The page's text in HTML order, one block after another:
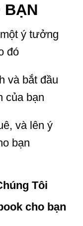
BẠN
ý tưởng
đó
và bắt đầu
của bạn
và lên ý
bạn
Tôi
cho bạn